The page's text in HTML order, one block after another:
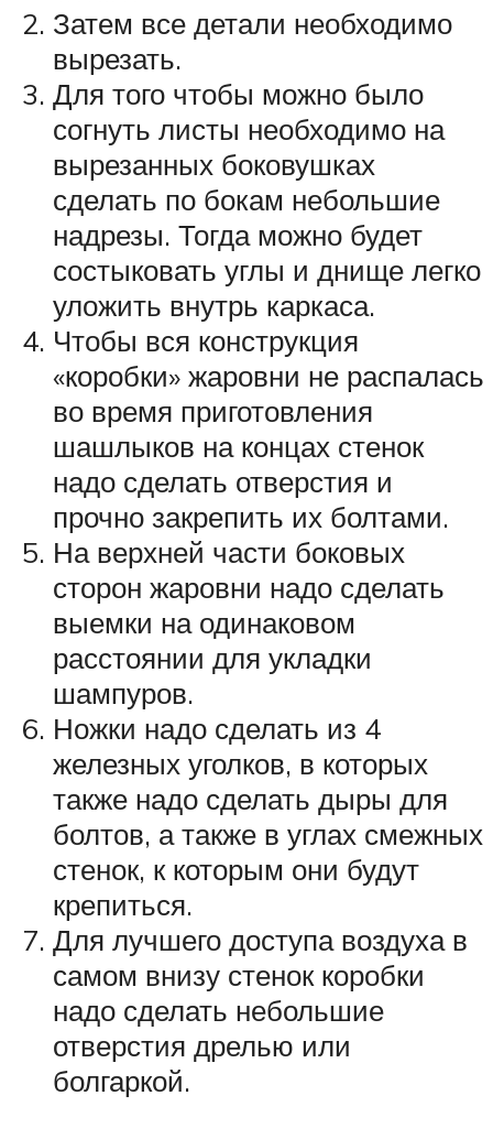
Затем все детали необходимо
вырезать.
Для того чтобы можно было
согнуть листы необходимо на
вырезанных боковушках
сделать по бокам небольшие
надрезы. Тогда можно будет
состыковать углы и днище легко
уложить внутрь каркаса.
Чтобы вся конструкция
«коробки» жаровни не распалась
во время приготовления
шашлыков на концах стенок
надо сделать отверстия и
прочно закрепить их болтами.
На верхней части боковых
сторон жаровни надо сделать
выемки на одинаковом
расстоянии для укладки
шампуров.
Ножки надо сделать из 4
железных уголков, в которых
также надо сделать дыры для
болтов, а также в углах смежных
стенок, к которым они будут
крепиться.
Для лучшего доступа воздуха в
самом внизу стенок коробки
надо сделать небольшие
отверстия дрелью или
болгаркой.